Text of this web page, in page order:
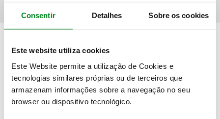
Consentir Detalhes Sobre os cookies
Este website utiliza cookies
Este Website permite a utilização de Cookies e
tecnologias similares próprias ou de terceiros que
armazenam informações sobre a navegação no seu
browser ou dispositivo tecnológico.
PEDIDO DE INFORMAÇÕES